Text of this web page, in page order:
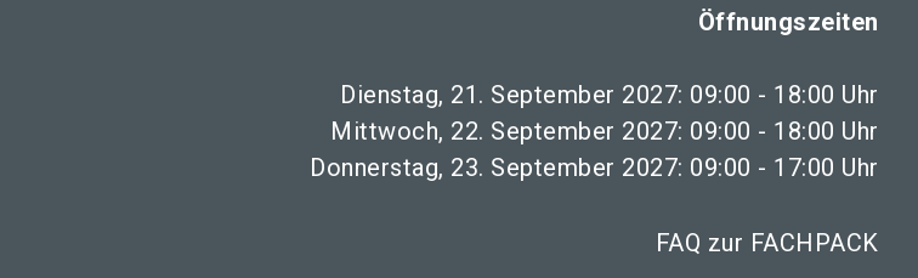
Öffnungszeiten
Dienstag, 21. September 2027: 09:00 - 18:00 Uhr
Mittwoch, 22. September 2027: 09:00 - 18:00 Uhr
Donnerstag, 23. September 2027: 09:00 - 17:00 Uhr
FAQ zur FACHPACK